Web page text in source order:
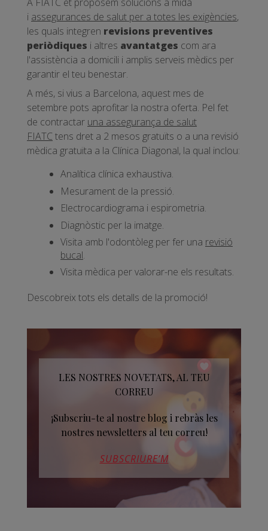
A FIATC et proposem solucions a mida
i assegurances de salut per a totes les exigències,
les quals integren revisions preventives
periòdiques i altres avantatges com ara
l'assistència a domicili i amplis serveis mèdics per
garantir el teu benestar.
A més, si vius a Barcelona, aquest mes de
setembre pots aprofitar la nostra oferta. Pel fet
de contractar una assegurança de salut
FIATC tens dret a 2 mesos gratuïts o a una revisió
mèdica gratuïta a la Clínica Diagonal, la qual inclou:
Analítica clínica exhaustiva.
Mesurament de la pressió.
Electrocardiograma i espirometria.
Diagnòstic per la imatge.
Visita amb l'odontòleg per fer una revisió
bucal.
Visita mèdica per valorar-ne els resultats.
Descobreix tots els detalls de la promoció!
LES NOSTRES NOVETATS, AL TEU
CORREU
¡Subscriu-te al nostre blog i rebràs les
nostres newsletters al teu correu!
SUBSCRIURE’M